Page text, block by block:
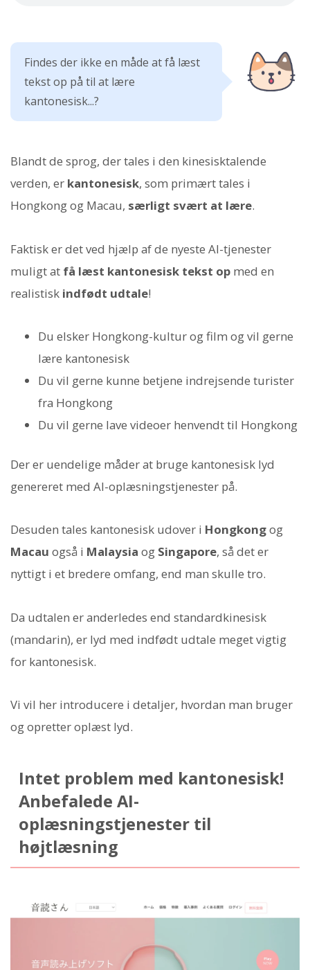
Findes der ikke en måde at få læst
tekst op på til at lære
kantonesisk...?
Blandt de sprog, der tales i den kinesisktalende
verden, er kantonesisk, som primært tales i
Hongkong og Macau, særligt svært at lære.
Faktisk er det ved hjælp af de nyeste AI-tjenester
muligt at få læst kantonesisk tekst op med en
realistisk indfødt udtale!
Du elsker Hongkong-kultur og film og vil gerne
lære kantonesisk
Du vil gerne kunne betjene indrejsende turister
fra Hongkong
Du vil gerne lave videoer henvendt til Hongkong
Der er uendelige måder at bruge kantonesisk lyd
genereret med AI-oplæsningstjenester på.
Desuden tales kantonesisk udover i Hongkongog
Macau også i Malaysia og Singapore, så det er
nyttigt i et bredere omfang, end man skulle tro.
Da udtalen er anderledes end standardkinesisk
(mandarin), er lyd med indfødt udtale meget vigtig
for kantonesisk.
Vi vil her introducere i detaljer, hvordan man bruger
og opretter oplæst lyd.
Intet problem med kantonesisk!
Anbefalede AI-
oplæsningstjenester til
højtlæsning